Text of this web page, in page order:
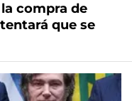
compra de
que se